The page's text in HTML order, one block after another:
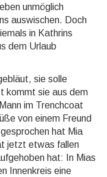
unmöglich
auswischen. Doch
in Kathrins
dem Urlaub
sie solle
kommt sie aus dem
im Trenchcoat
von einem Freund
hat Mia
jetzt etwas fallen
hat: In Mias
Innenkreis eine